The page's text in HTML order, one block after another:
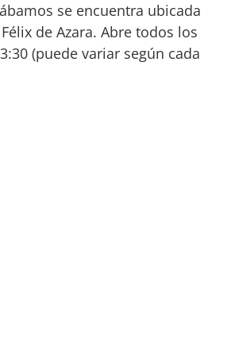
se encuentra ubicada
de Azara. Abre todos los
(puede variar según cada